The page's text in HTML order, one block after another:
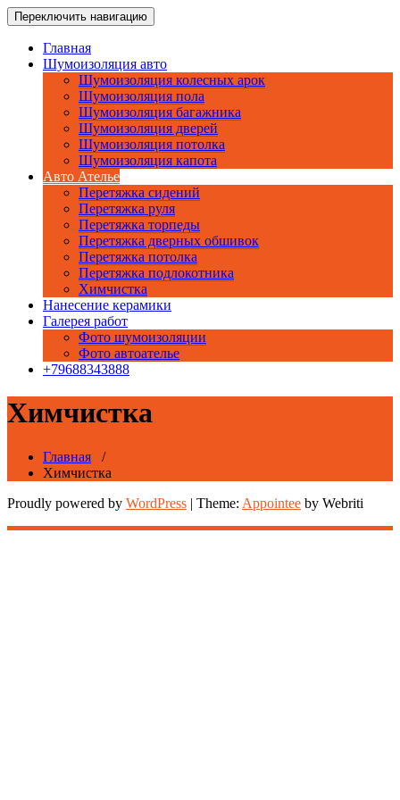
Перейти
к
содержимому
www.car-akademia.ru
Тюнинг Ателье автомобилей
Переключить навигацию
Главная
Шумоизоляция авто
Шумоизоляция колесных арок
Шумоизоляция пола
Шумоизоляция багажника
Шумоизоляция дверей
Шумоизоляция потолка
Шумоизоляция капота
Авто Ателье
Перетяжка сидений
Перетяжка руля
Перетяжка торпеды
Перетяжка дверных обшивок
Перетяжка потолка
Перетяжка подлокотника
Химчистка
Нанесение керамики
Галерея работ
Фото шумоизоляции
Фото автоателье
+79688343888
Химчистка
Главная /
Химчистка
Proudly powered by WordPress | Theme: Appointee by Webriti